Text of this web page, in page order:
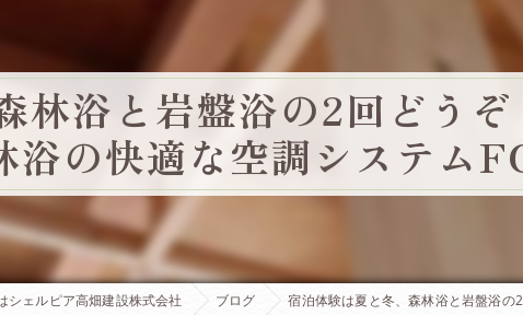
林浴と岩盤浴の2回どう
浴の快適な空調システム
シェルピア高畑建設株式会社 ブログ 宿泊体験は夏と冬、森林浴と岩盤浴の